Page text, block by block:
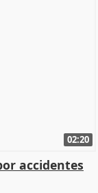
02:20
accidentes